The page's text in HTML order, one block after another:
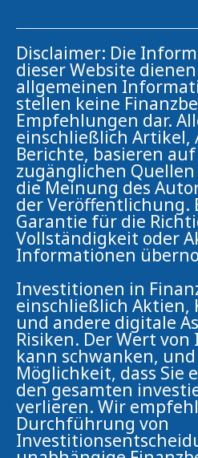
Disclaimer: Die
dieser Website
allgemeinen
stellen keine
Empfehlungen dar.
einschließlich Artikel,
Berichte, basieren
zugänglichen
die Meinung des
der Veröffentlichung.
Garantie für die
Vollständigkeit oder
Informationen
Investitionen in
einschließlich Aktien,
und andere digitale
Risiken. Der Wert
kann schwanken,
Möglichkeit, dass Sie
den gesamten
verlieren. Wir
Durchführung von